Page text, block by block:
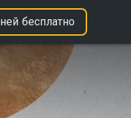
бесплатно